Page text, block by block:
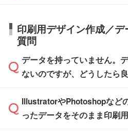
タッフまでお問い合わせく
ル」に注文予定日をご入
その締切日や出荷目安をご
品が決まりましたらお早
たします。
す。>>対象商品はこちら
※最短出荷日は商品によっ
品ページにてご確認くださ
す。(白箱、化粧箱、ブリ
【袋入り】 商品がひとつ
す。(透明袋、デザイン袋
【個包装なし】 個包装が
※化粧箱から白箱への入れ
箱の作成は原則承ってお
日本全国へお届けが可能で
直接納品は行っておりま
ださい。
印刷用デザイン作成／
質問
データを持っていません。
ないのですが、どうしたら
無料の「デザインシミュレ
PCやスマホから簡単にデ
IllustratorやPhotoshopなど
ったデータをそのまま印刷